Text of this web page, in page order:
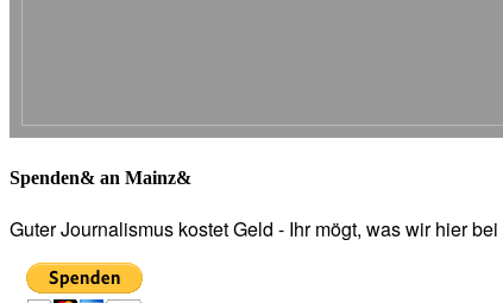
Spenden& an Mainz&
Guter Journalismus kostet Geld - Ihr mögt, was wir hier